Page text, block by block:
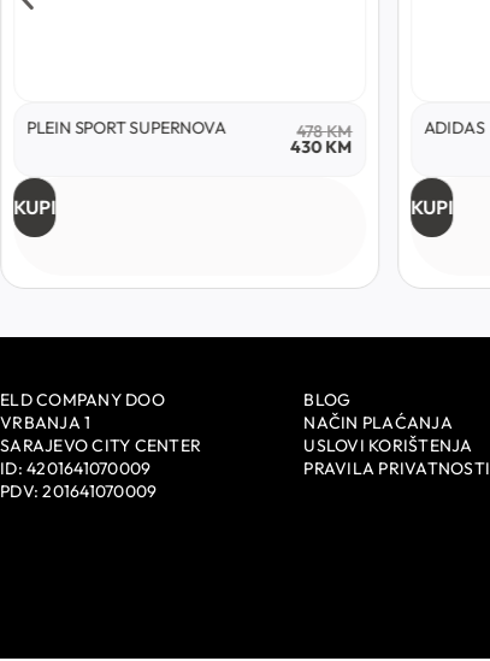
PLEIN SPORT SUPERNOVA 478KM
430KM
KUPI
ADIDAS
KUPI
ELD COMPANY DOO
VRBANJA 1
SARAJEVO CITY CENTER
ID: 4201641070009
PDV: 201641070009
BLOG
NAČIN PLAĆANJA
USLOVI KORIŠTENJA
PRAVILA PRIVATNOSTI